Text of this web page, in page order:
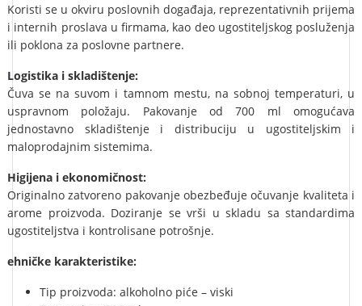
Koristi se u okviru poslovnih događaja, reprezentativnih prijema
i internih proslava u firmama, kao deo ugostiteljskog posluženja
ili poklona za poslovne partnere.
Logistika i skladištenje:
Čuva se na suvom i tamnom mestu, na sobnoj temperaturi, u
uspravnom položaju. Pakovanje od 700 ml omogućava
jednostavno skladištenje i distribuciju u ugostiteljskim i
maloprodajnim sistemima.
Higijena i ekonomičnost:
Originalno zatvoreno pakovanje obezbeđuje očuvanje kvaliteta i
arome proizvoda. Doziranje se vrši u skladu sa standardima
ugostiteljstva i kontrolisane potrošnje.
ehničke karakteristike:
Tip proizvoda: alkoholno piće – viski